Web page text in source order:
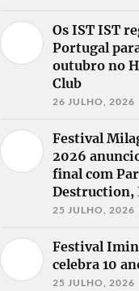
Os IST IST
Portugal
outubro no
Club
26 JULHO, 2026
Festival
2026
final com
Destruction,
25 JULHO, 2026
Festival
celebra 10
25 JULHO, 2026